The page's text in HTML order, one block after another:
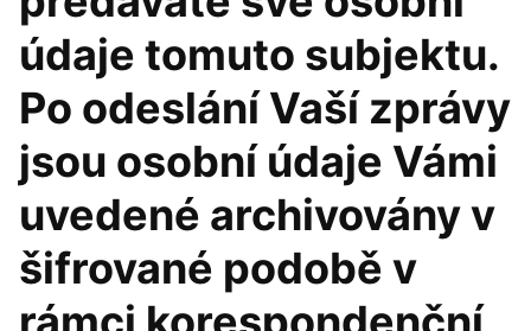
údaje tomuto subjektu.
Po odeslání Vaší zprávy
jsou osobní údaje Vámi
uvedené archivovány v
šifrované podobě v